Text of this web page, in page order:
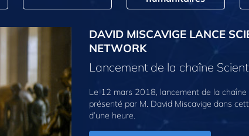
DAVID MISCAVIGE LANCE
NETWORK
Lancement de la chaîne
Le 12 mars 2018, lancement de la
présenté par M. David Miscavige dans
d’une heure.